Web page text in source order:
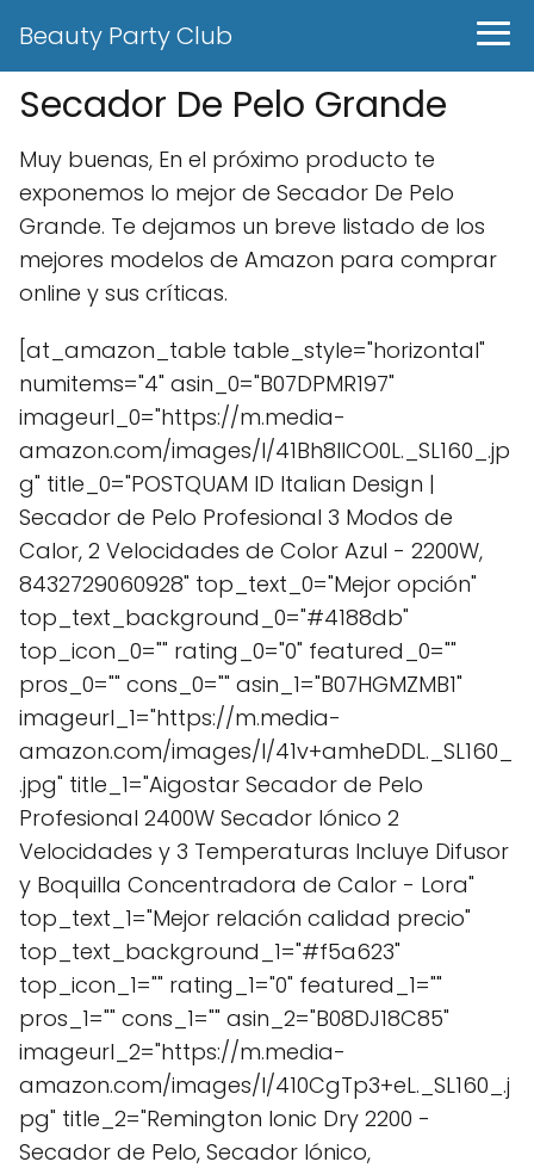
Beauty Party Club
Secador De Pelo Grande
Muy buenas, En el próximo producto te
exponemos lo mejor de Secador De Pelo
Grande. Te dejamos un breve listado de los
mejores modelos de Amazon para comprar
online y sus críticas.
[at_amazon_table table_style="horizontal"
numitems="4" asin_0="B07DPMR197"
imageurl_0="https://m.media-
amazon.com/images/I/41Bh8lICO0L._SL160_.jp
g" title_0="POSTQUAM ID Italian Design |
Secador de Pelo Profesional 3 Modos de
Calor, 2 Velocidades de Color Azul - 2200W,
8432729060928" top_text_0="Mejor opción"
top_text_background_0="#4188db"
top_icon_0="" rating_0="0" featured_0=""
pros_0="" cons_0="" asin_1="B07HGMZMB1"
imageurl_1="https://m.media-
amazon.com/images/I/41v+amheDDL._SL160_
.jpg" title_1="Aigostar Secador de Pelo
Profesional 2400W Secador Iónico 2
Velocidades y 3 Temperaturas Incluye Difusor
y Boquilla Concentradora de Calor - Lora"
top_text_1="Mejor relación calidad precio"
top_text_background_1="#f5a623"
top_icon_1="" rating_1="0" featured_1=""
pros_1="" cons_1="" asin_2="B08DJ18C85"
imageurl_2="https://m.media-
amazon.com/images/I/410CgTp3+eL._SL160_.j
pg" title_2="Remington Ionic Dry 2200 -
Secador de Pelo, Secador Iónico,